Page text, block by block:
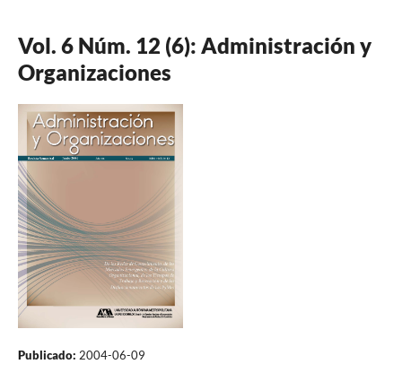
Vol. 6 Núm. 12 (6): Administración y
Organizaciones
Publicado: 2004-06-09